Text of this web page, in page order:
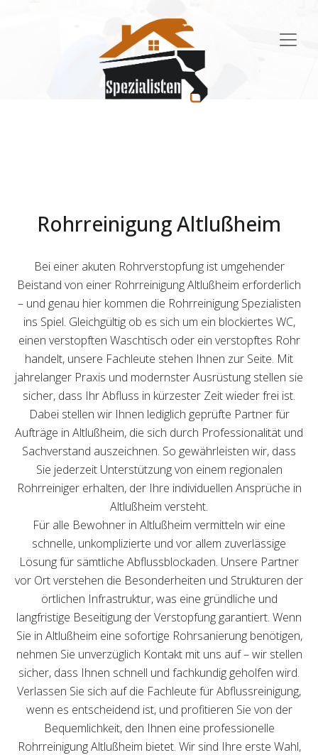
Rohrreinigung Altlußheim
Bei einer akuten Rohrverstopfung ist umgehender
Beistand von einer Rohrreinigung Altlußheim erforderlich
– und genau hier kommen die Rohrreinigung Spezialisten
ins Spiel. Gleichgültig ob es sich um ein blockiertes WC,
einen verstopften Waschtisch oder ein verstopftes Rohr
handelt, unsere Fachleute stehen Ihnen zur Seite. Mit
jahrelanger Praxis und modernster Ausrüstung stellen sie
sicher, dass Ihr Abfluss in kürzester Zeit wieder frei ist.
Dabei stellen wir Ihnen lediglich geprüfte Partner für
Aufträge in Altlußheim, die sich durch Professionalität und
Sachverstand auszeichnen. So gewährleisten wir, dass
Sie jederzeit Unterstützung von einem regionalen
Rohrreiniger erhalten, der Ihre individuellen Ansprüche in
Altlußheim versteht.
Für alle Bewohner in Altlußheim vermitteln wir eine
schnelle, unkomplizierte und vor allem zuverlässige
Lösung für sämtliche Abflussblockaden. Unsere Partner
vor Ort verstehen die Besonderheiten und Strukturen der
örtlichen Infrastruktur, was eine gründliche und
langfristige Beseitigung der Verstopfung garantiert. Wenn
Sie in Altlußheim eine sofortige Rohrsanierung benötigen,
nehmen Sie unverzüglich Kontakt mit uns auf – wir stellen
sicher, dass Ihnen schnell und fachkundig geholfen wird.
Verlassen Sie sich auf die Fachleute für Abflussreinigung,
wenn es entscheidend ist, und profitieren Sie von der
Bequemlichkeit, den Ihnen eine professionelle
Rohrreinigung Altlußheim bietet. Wir sind Ihre erste Wahl,